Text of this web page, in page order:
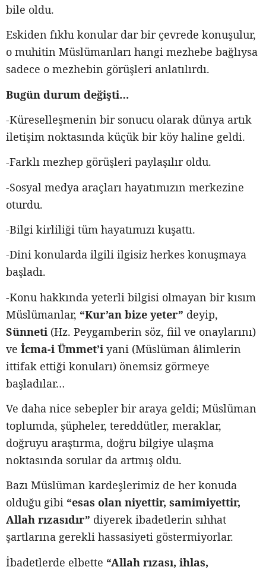
bile oldu.
Eskiden fıkhı konular dar bir çevrede konuşulur,
o muhitin Müslümanları hangi mezhebe bağlıysa
sadece o mezhebin görüşleri anlatılırdı.
Bugün durum değişti…
-Küreselleşmenin bir sonucu olarak dünya artık
iletişim noktasında küçük bir köy haline geldi.
-Farklı mezhep görüşleri paylaşılır oldu.
-Sosyal medya araçları hayatımızın merkezine
oturdu.
-Bilgi kirliliği tüm hayatımızı kuşattı.
-Dini konularda ilgili ilgisiz herkes konuşmaya
başladı.
-Konu hakkında yeterli bilgisi olmayan bir kısım
Müslümanlar, “Kur’an bize yeter” deyip,
Sünneti (Hz. Peygamberin söz, fiil ve onaylarını)
ve İcma-i Ümmet’i yani (Müslüman âlimlerin
ittifak ettiği konuları) önemsiz görmeye
başladılar…
Ve daha nice sebepler bir araya geldi; Müslüman
toplumda, şüpheler, tereddütler, meraklar,
doğruyu araştırma, doğru bilgiye ulaşma
noktasında sorular da artmış oldu.
Bazı Müslüman kardeşlerimiz de her konuda
olduğu gibi “esas olan niyettir, samimiyettir,
Allah rızasıdır” diyerek ibadetlerin sıhhat
şartlarına gerekli hassasiyeti göstermiyorlar.
İbadetlerde elbette “Allah rızası, ihlas,